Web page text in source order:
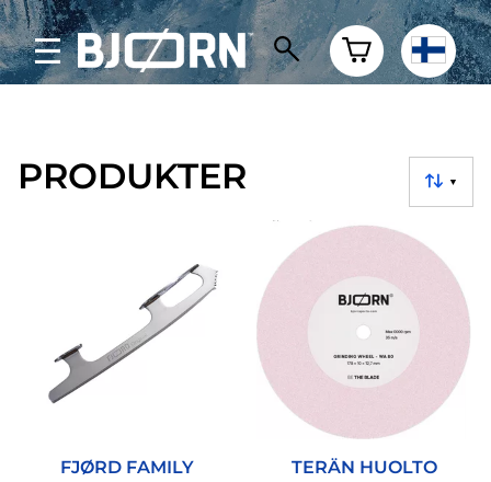
▼
PRODUKTER
FJØRD FAMILY TERÄN HUOLTO